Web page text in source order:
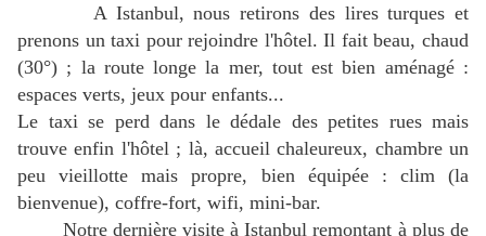
A Istanbul, nous retirons des lires turques et
prenons un taxi pour rejoindre l'hôtel. Il fait beau, chaud
(30°) ; la route longe la mer, tout est bien aménagé :
espaces verts, jeux pour enfants...
Le taxi se perd dans le dédale des petites rues mais
trouve enfin l'hôtel ; là, accueil chaleureux, chambre un
peu vieillotte mais propre, bien équipée : clim (la
bienvenue), coffre-fort, wifi, mini-bar.
Notre dernière visite à Istanbul remontant à plus de